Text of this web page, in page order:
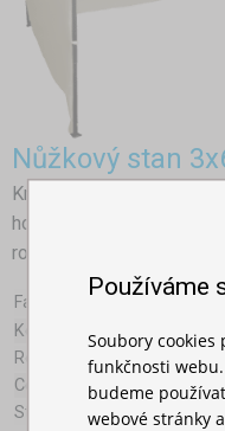
Nůžkový stan
Královský rozměr,
hodně prostoru. Rychle-
rozměrech 3 x 6 metrů
Farby:
Konstrukce:
Rozměr profilu:
Celková váha (bez
Střešní plachta:
Používáme
Soubory cookies
funkčnosti
budeme
webové stránky